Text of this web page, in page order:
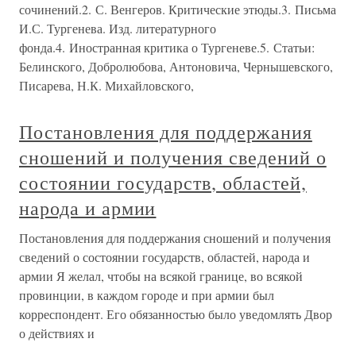
сочинений.2. С. Венгеров. Критические этюды.3. Письма
И.С. Тургенева. Изд. литературного
фонда.4. Иностранная критика о Тургеневе.5. Статьи:
Белинского, Добролюбова, Антоновича, Чернышевского,
Писарева, Н.К. Михайловского,
Постановления для поддержания
сношений и получения сведений о
состоянии государств, областей,
народа и армии
Постановления для поддержания сношений и получения
сведений о состоянии государств, областей, народа и
армии Я желал, чтобы на всякой границе, во всякой
провинции, в каждом городе и при армии был
корреспондент. Его обязанностью было уведомлять Двор
о действиях и